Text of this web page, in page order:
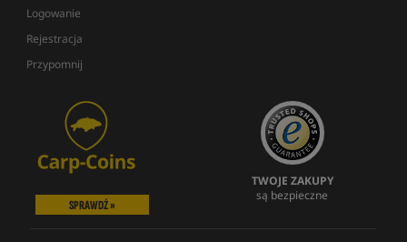
Logowanie
Rejestracja
Przypomnij
SPRAWDŹ »
TWOJE ZAKUPY
są bezpieczne